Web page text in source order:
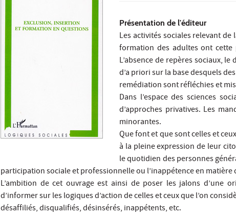
Présentation de l'éditeur
Les activités sociales relevant
formation des adultes ont cette
L’absence de repères sociaux,
d’a priori sur la base desquels
remédiation sont réfléchies et
Dans l’espace des sciences
d’approches privatives. Les
minorantes.
Que font et que sont celles et
à la pleine expression de leur
le quotidien des personnes
participation sociale et professionnelle ou l’inappétence en matière
L’ambition de cet ouvrage est ainsi de poser les jalons d’une
d’informer sur les logiques d’action de celles et ceux que l’on
désaffiliés, disqualifiés, désinsérés, inappétents, etc.